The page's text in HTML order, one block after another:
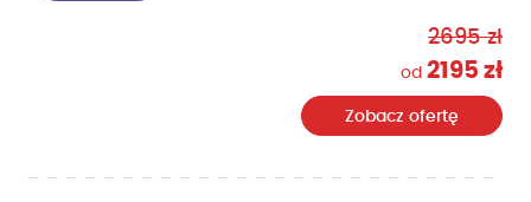
2695 zł
od 2195 zł
Zobacz ofertę